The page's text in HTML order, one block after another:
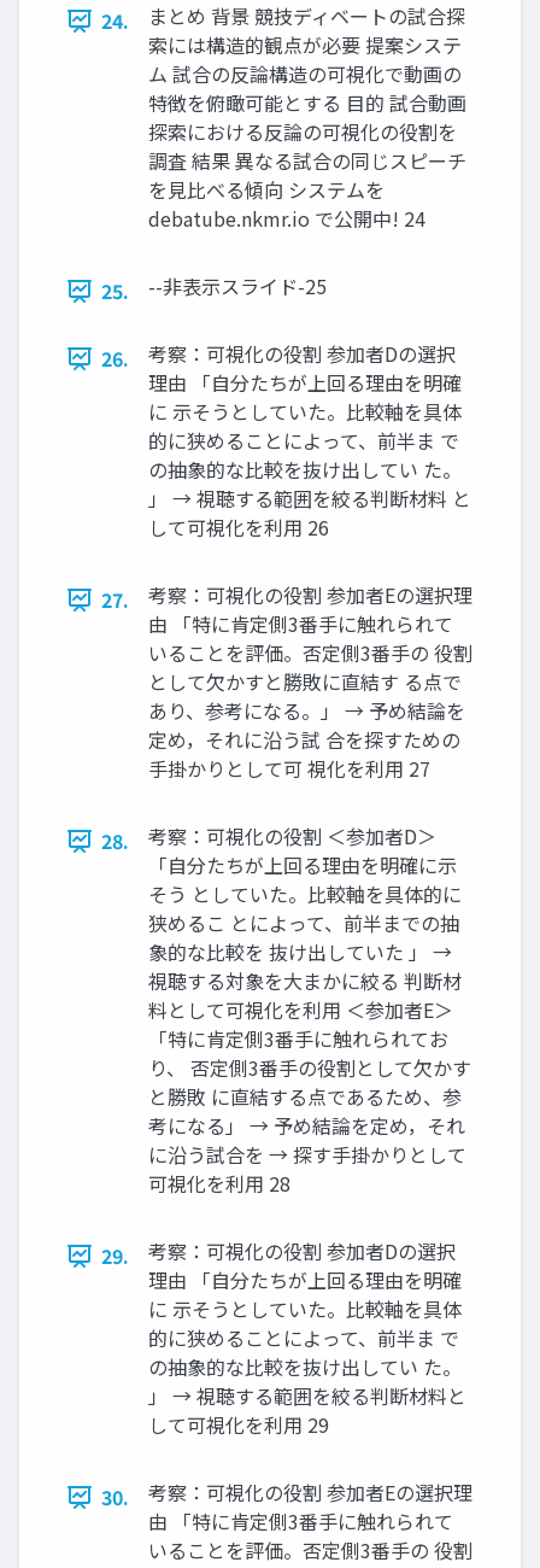
24.
まとめ 背景 競技ディベートの試合探
索には構造的観点が必要 提案システ
ム 試合の反論構造の可視化で動画の
特徴を俯瞰可能とする 目的 試合動画
探索における反論の可視化の役割を
調査 結果 異なる試合の同じスピーチ
を見比べる傾向 システムを
debatube.nkmr.io で公開中! 24
25. --非表示スライド-25
26.
考察：可視化の役割 参加者Dの選択
理由 「自分たちが上回る理由を明確
に 示そうとしていた。比較軸を具体
的に狭めることによって、前半ま で
の抽象的な比較を抜け出してい た。
」 → 視聴する範囲を絞る判断材料 と
して可視化を利用 26
27.
考察：可視化の役割 参加者Eの選択理
由 「特に肯定側3番手に触れられて
いることを評価。否定側3番手の 役割
として欠かすと勝敗に直結す る点で
あり、参考になる。」 → 予め結論を
定め，それに沿う試 合を探すための
手掛かりとして可 視化を利用 27
28.
考察：可視化の役割 ＜参加者D＞
「自分たちが上回る理由を明確に示
そう としていた。比較軸を具体的に
狭めるこ とによって、前半までの抽
象的な比較を 抜け出していた 」 →
視聴する対象を大まかに絞る 判断材
料として可視化を利用 ＜参加者E＞
「特に肯定側3番手に触れられてお
り、 否定側3番手の役割として欠かす
と勝敗 に直結する点であるため、参
考になる」 → 予め結論を定め，それ
に沿う試合を → 探す手掛かりとして
可視化を利用 28
29.
考察：可視化の役割 参加者Dの選択
理由 「自分たちが上回る理由を明確
に 示そうとしていた。比較軸を具体
的に狭めることによって、前半ま で
の抽象的な比較を抜け出してい た。
」 → 視聴する範囲を絞る判断材料と
して可視化を利用 29
30.
考察：可視化の役割 参加者Eの選択理
由 「特に肯定側3番手に触れられて
いることを評価。否定側3番手の 役割